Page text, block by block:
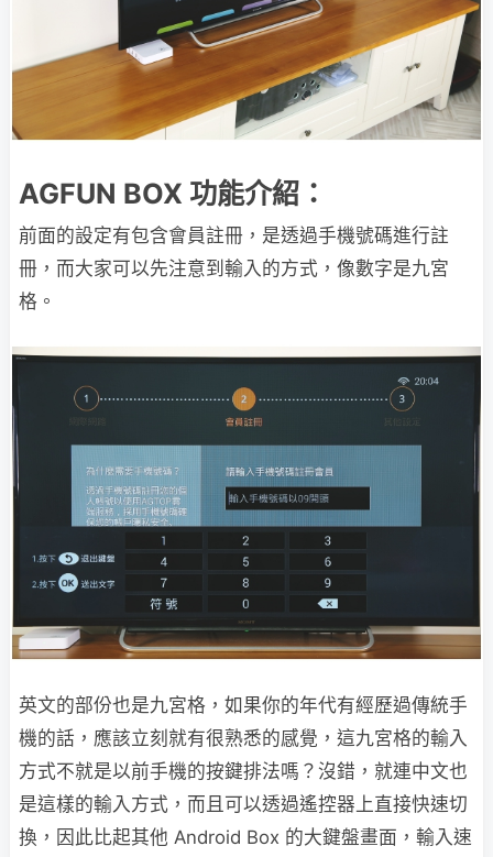
AGFUN BOX 功能介紹：
前面的設定有包含會員註冊，是透過手機號碼進行註
冊，而大家可以先注意到輸入的方式，像數字是九宮
格。
英文的部份也是九宮格，如果你的年代有經歷過傳統手
機的話，應該立刻就有很熟悉的感覺，這九宮格的輸入
方式不就是以前手機的按鍵排法嗎？沒錯，就連中文也
是這樣的輸入方式，而且可以透過遙控器上直接快速切
換，因此比起其他 Android Box 的大鍵盤畫面，輸入速